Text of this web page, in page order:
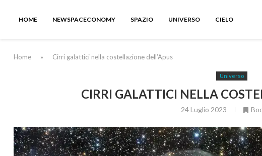
HOME NEWSPACECONOMY SPAZIO UNIVERSO CIELO
Home » Cirri galattici nella costellazione dell’Apus
Universo
CIRRI GALATTICI NELLA
24 Luglio 2023